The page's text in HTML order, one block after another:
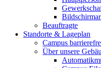
Beauftragte
Standorte & Lageplan
Campus
Über unsere